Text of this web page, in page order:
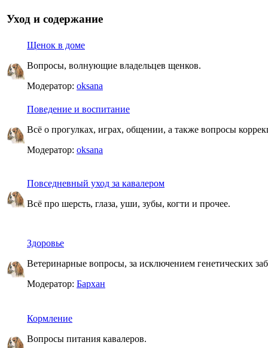
Уход и содержание
Щенок в доме
Вопросы, волнующие владельцев щенков.
Модератор: oksana
Поведение и воспитание
Всё о прогулках, играх, общении, а также вопросы
Модератор: oksana
Повседневный уход за кавалером
Всё про шерсть, глаза, уши, зубы, когти и прочее.
Здоровье
Ветеринарные вопросы, за исключением генетических
Модератор: Бархан
Кормление
Вопросы питания кавалеров.